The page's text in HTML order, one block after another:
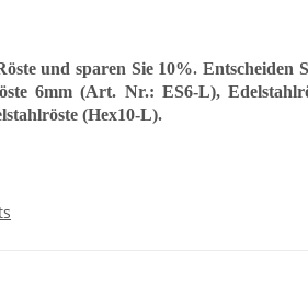
und sparen Sie 10%. Entscheiden
6mm (Art. Nr.: ES6-L),
(Hex10-L).